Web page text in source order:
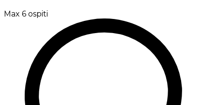
Max 6 ospiti